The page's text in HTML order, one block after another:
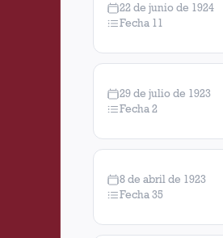
22 de junio de 1924
Fecha 11
29 de julio de 1923
Fecha 2
8 de abril de 1923
Fecha 35